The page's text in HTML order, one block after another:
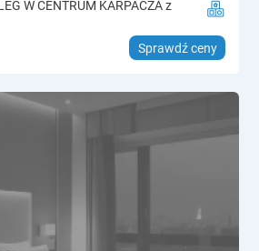
W CENTRUM KARPACZA z
Sprawdź ceny